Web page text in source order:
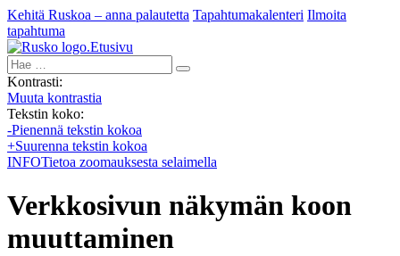
Kehitä Ruskoa – anna palautetta Tapahtumakalenteri Ilmoita
tapahtuma
Etusivu
Hae:
Kontrasti:
Muuta kontrastia
Tekstin koko:
-Pienennä tekstin kokoa
+Suurenna tekstin kokoa
INFOTietoa zoomauksesta selaimella
Verkkosivun näkymän koon
muuttaminen